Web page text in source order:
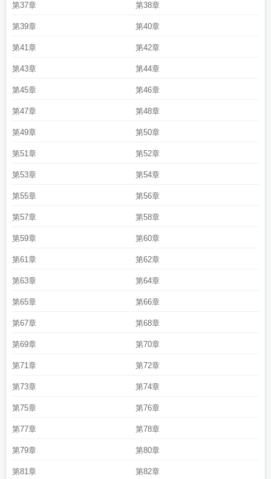
第37章 第38章
第39章 第40章
第41章 第42章
第43章 第44章
第45章 第46章
第47章 第48章
第49章 第50章
第51章 第52章
第53章 第54章
第55章 第56章
第57章 第58章
第59章 第60章
第61章 第62章
第63章 第64章
第65章 第66章
第67章 第68章
第69章 第70章
第71章 第72章
第73章 第74章
第75章 第76章
第77章 第78章
第79章 第80章
第81章 第82章